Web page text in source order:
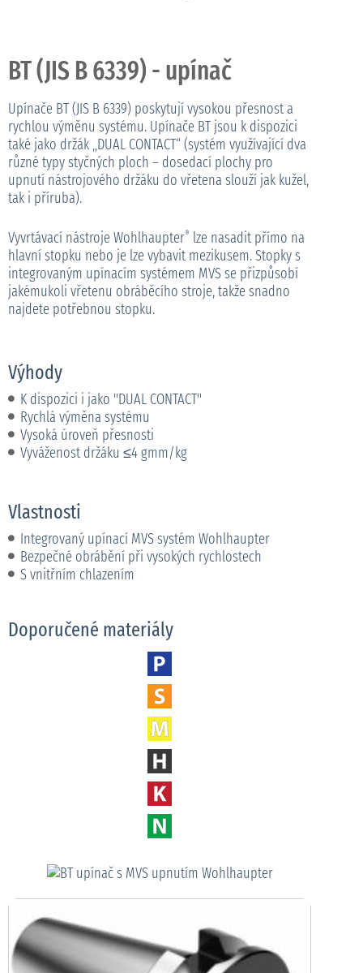
BT (JIS B 6339) - upínač
Upínače BT (JIS B 6339) poskytují vysokou přesnost a
rychlou výměnu systému. Upínače BT jsou k dispozici
také jako držák „DUAL CONTACT“ (systém využívající dva
různé typy styčných ploch – dosedací plochy pro
upnutí nástrojového držáku do vřetena slouží jak kužel,
tak i příruba).
Vyvrtávací nástroje Wohlhaupter® lze nasadit přímo na
hlavní stopku nebo je lze vybavit mezikusem. Stopky s
integrovaným upínacím systémem MVS se přizpůsobí
jakémukoli vřetenu obráběcího stroje, takže snadno
najdete potřebnou stopku.
Výhody
K dispozici i jako "DUAL CONTACT"
Rychlá výměna systému
Vysoká úroveň přesnosti
Vyváženost držáku ≤4 gmm/kg
Vlastnosti
Integrovaný upínací MVS systém Wohlhaupter
Bezpečné obrábění při vysokých rychlostech
S vnitřním chlazením
Doporučené materiály